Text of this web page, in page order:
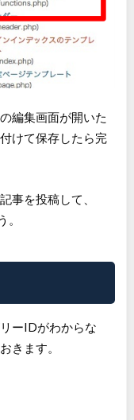
編集画面が開いた
けて保存したら完
事を投稿して、
ーIDがわからな
きます。